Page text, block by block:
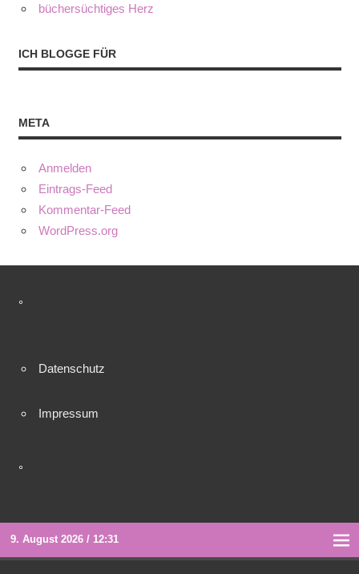
büchersüchtiges Herz
ICH BLOGGE FÜR
META
Anmelden
Eintrags-Feed
Kommentar-Feed
WordPress.org
°
Datenschutz
Impressum
°
9. August 2026 / 12:31